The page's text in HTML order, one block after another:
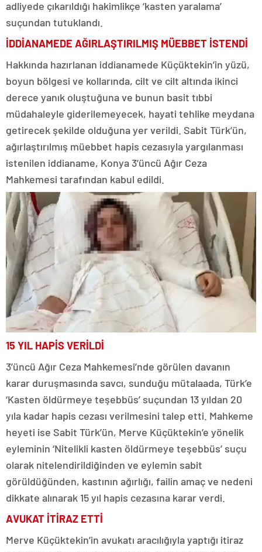
adliyede çıkarıldığı hakimlikçe ‘kasten yaralama’
suçundan tutuklandı.
İDDİANAMEDE AĞIRLAŞTIRILMIŞ MÜEBBET İSTENDİ
Hakkında hazırlanan iddianamede Küçüktekin’in yüzü,
boyun bölgesi ve kollarında, cilt ve cilt altında ikinci
derece yanık oluştuğuna ve bunun basit tıbbi
müdahaleyle giderilemeyecek, hayati tehlike meydana
getirecek şekilde olduğuna yer verildi. Sabit Türk’ün,
ağırlaştırılmış müebbet hapis cezasıyla yargılanması
istenilen iddianame, Konya 3’üncü Ağır Ceza
Mahkemesi tarafından kabul edildi.
15 YIL HAPİS VERİLDİ
3’üncü Ağır Ceza Mahkemesi’nde görülen davanın
karar duruşmasında savcı, sunduğu mütalaada, Türk’e
‘Kasten öldürmeye teşebbüs’ suçundan 13 yıldan 20
yıla kadar hapis cezası verilmesini talep etti. Mahkeme
heyeti ise Sabit Türk’ün, Merve Küçüktekin’e yönelik
eyleminin ‘Nitelikli kasten öldürmeye teşebbüs’ suçu
olarak nitelendirildiğinden ve eylemin sabit
görüldüğünden, kastının ağırlığı, failin amaç ve nedeni
dikkate alınarak 15 yıl hapis cezasına karar verdi.
AVUKAT İTİRAZ ETTİ
Merve Küçüktekin’in avukatı aracılığıyla yaptığı itiraz